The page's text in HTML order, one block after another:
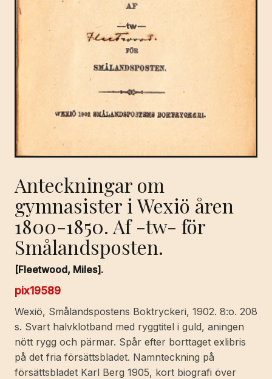
Anteckningar om
gymnasister i Wexiö åren
1800-1850. Af -tw- för
Smålandsposten.
[Fleetwood, Miles].
pix19589
Wexiö, Smålandspostens Boktryckeri, 1902. 8:o. 208
s. Svart halvklotband med ryggtitel i guld, aningen
nött rygg och pärmar. Spår efter borttaget exlibris
på det fria försättsbladet. Namnteckning på
försättsbladet Karl Berg 1905, kort biografi över